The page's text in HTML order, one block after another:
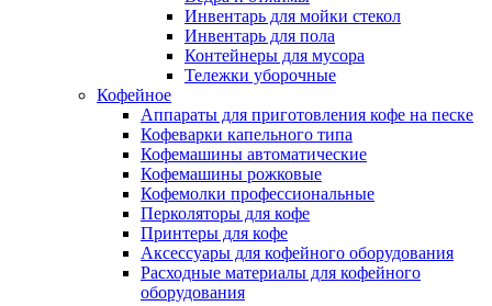
Инвентарь для мойки стекол
Инвентарь для пола
Контейнеры для мусора
Тележки уборочные
Кофейное
Аппараты для приготовления кофе на песке
Кофеварки капельного типа
Кофемашины автоматические
Кофемашины рожковые
Кофемолки профессиональные
Перколяторы для кофе
Принтеры для кофе
Аксессуары для кофейного оборудования
Расходные материалы для кофейного
оборудования